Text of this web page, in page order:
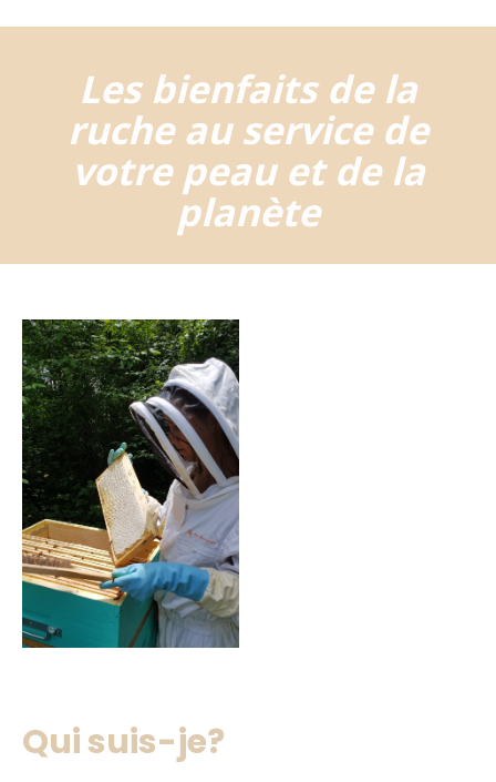
Les bienfaits de la
ruche au service de
votre peau et de la
planète
Qui suis-je?